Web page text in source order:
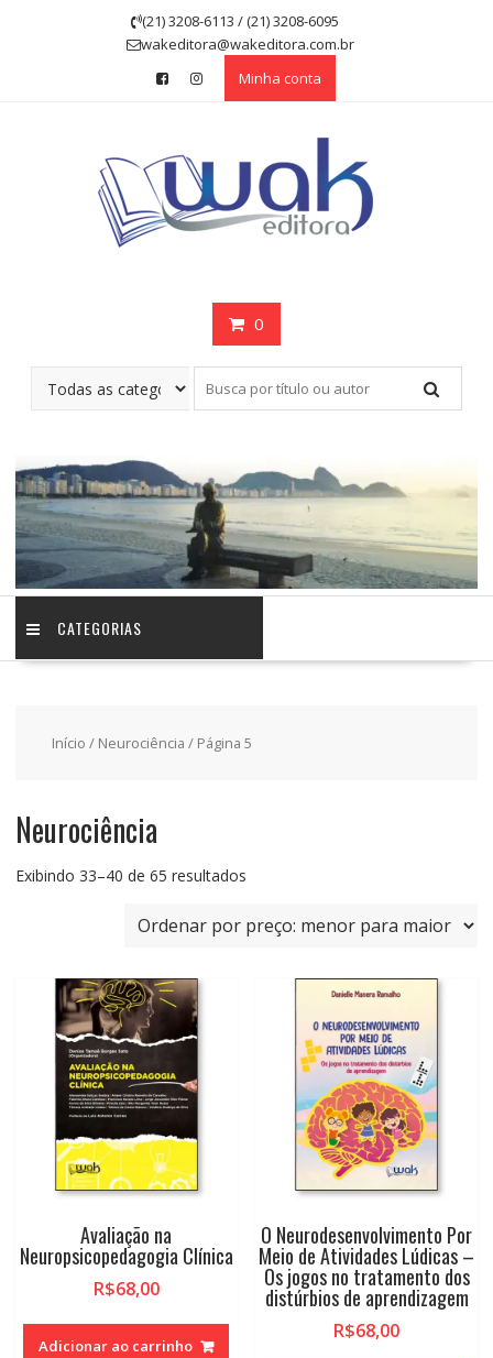
(21) 3208-6113 / (21) 3208-6095
wakeditora@wakeditora.com.br
Minha conta
0
CATEGORIAS
Início / Neurociência / Página 5
Neurociência
Exibindo 33–40 de 65 resultadosClassificado
preço:
Avaliação na
Neuropsicopedagogia Clínica
R$68,00
Adicionar ao carrinho
O Neurodesenvolvimento Por
Meio de Atividades Lúdicas –
Os jogos no tratamento dos
distúrbios de aprendizagem
R$68,00